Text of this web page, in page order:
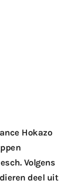
Hokazo
Volgens
deel uit